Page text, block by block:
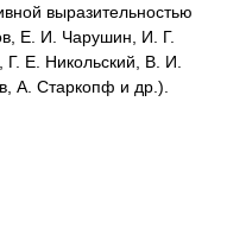
выразительностью
Е. И. Чарушин, И. Г.
Е. Никольский, В. И.
А. Старкопф и др.).